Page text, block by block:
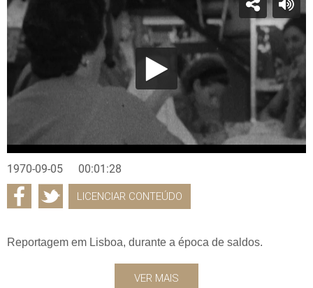
1970-09-05 00:01:28
LICENCIAR CONTEÚDO
Reportagem em Lisboa, durante a época de saldos.
VER MAIS